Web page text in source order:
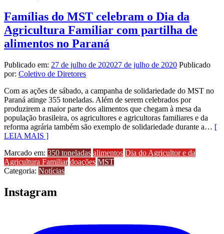
Famílias do MST celebram o Dia da
Agricultura Familiar com partilha de
alimentos no Paraná
Publicado em: 27 de julho de 202027 de julho de 2020 Publicado
por: Coletivo de Diretores
Com as ações de sábado, a campanha de solidariedade do MST no
Paraná atinge 355 toneladas. Além de serem celebrados por
produzirem a maior parte dos alimentos que chegam à mesa da
população brasileira, os agricultores e agricultoras familiares e da
reforma agrária também são exemplo de solidariedade durante a… [
LEIA MAIS ]
Marcado em: 350 toneladas alimentos Dia do Agricultor e da
Agricultura Familiar doações MST
Categoria: Notícias
Instagram